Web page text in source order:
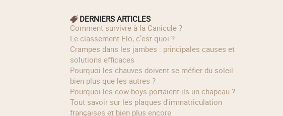
DERNIERS ARTICLES
Comment survivre à la Canicule ?
Le classement Elo, c’est quoi ?
Crampes dans les jambes : principales causes et
solutions efficaces
Pourquoi les chauves doivent se méfier du soleil
bien plus que les autres ?
Pourquoi les cow‑boys portaient‑ils un chapeau ?
Tout savoir sur les plaques d'immatriculation
françaises et bien plus encore